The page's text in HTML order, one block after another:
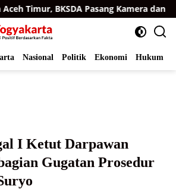
BKSDA Pasang Kamera dan Bagikan
Nasional Politik Ekonomi Hukum
I Ketut Darpawan
Gugatan Prosedur